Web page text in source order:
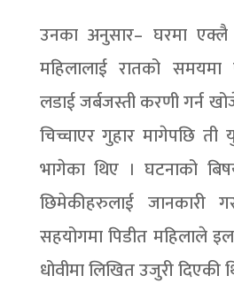
उनका अनुसार– घरमा
महिलालाई रातको समयमा
लडाई जर्बजस्ती करणी गर्न
चिच्चाएर गुहार मागेपछि
भागेका थिए । घटनाको
छिमेकीहरुलाई जानकारी
सहयोगमा पिडीत महिलाले
धोवीमा लिखित उजुरी दिएकी